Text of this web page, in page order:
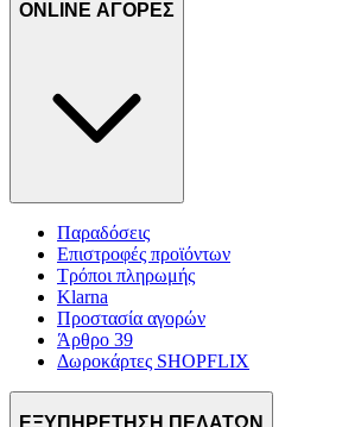
ONLINE ΑΓΟΡΕΣ
Παραδόσεις
Επιστροφές προϊόντων
Τρόποι πληρωμής
Klarna
Προστασία αγορών
Άρθρο 39
Δωροκάρτες SHOPFLIX